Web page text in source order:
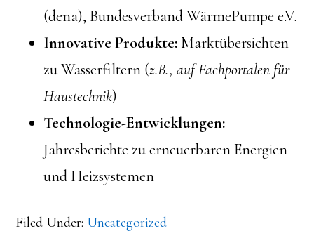
(dena), Bundesverband WärmePumpe e.V.
Innovative Produkte: Marktübersichten
zu Wasserfiltern (z.B., auf Fachportalen für
Haustechnik)
Technologie-Entwicklungen:
Jahresberichte zu erneuerbaren Energien
und Heizsystemen
Filed Under: Uncategorized